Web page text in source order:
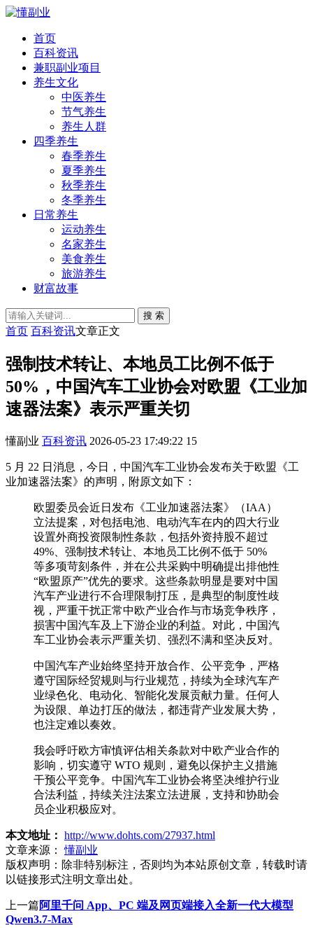
首页
百科资讯
兼职副业项目
养生文化
中医养生
节气养生
养生人群
四季养生
春季养生
夏季养生
秋季养生
冬季养生
日常养生
运动养生
名家养生
美食养生
旅游养生
财富故事
搜 索
首页 百科资讯文章正文
强制技术转让、本地员工比例不低于
50%，中国汽车工业协会对欧盟《工业加
速器法案》表示严重关切
懂副业 百科资讯 2026-05-23 17:49:22 15
5 月 22 日消息，今日，中国汽车工业协会发布关于欧盟《工
业加速器法案》的声明，附原文如下：
欧盟委员会近日发布《工业加速器法案》（IAA）
立法提案，对包括电池、电动汽车在内的四大行业
设置外商投资限制性条款，包括外资持股不超过
49%、强制技术转让、本地员工比例不低于 50%
等多项苛刻条件，并在公共采购中明确提出排他性
“欧盟原产”优先的要求。这些条款明显是要对中国
汽车产业进行不合理限制打压，是典型的制度性歧
视，严重干扰正常中欧产业合作与市场竞争秩序，
损害中国汽车及上下游企业的利益。对此，中国汽
车工业协会表示严重关切、强烈不满和坚决反对。
中国汽车产业始终坚持开放合作、公平竞争，严格
遵守国际经贸规则与行业规范，持续为全球汽车产
业绿色化、电动化、智能化发展贡献力量。任何人
为设限、单边打压的做法，都违背产业发展大势，
也注定难以奏效。
我会呼吁欧方审慎评估相关条款对中欧产业合作的
影响，切实遵守 WTO 规则，避免以保护主义措施
干预公平竞争。中国汽车工业协会将坚决维护行业
合法利益，持续关注法案立法进展，支持和协助会
员企业积极应对。
本文地址： http://www.dohts.com/27937.html
文章来源：
懂副业
版权声明： 除非特别标注，否则均为本站原创文章，转载时请
以链接形式注明文章出处。
上一篇阿里千问 App、PC 端及网页端接入全新一代大模型
Qwen3.7-Max